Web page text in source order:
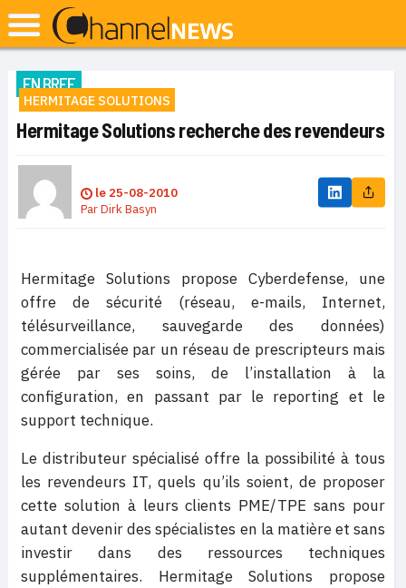
EN BREF
HERMITAGE SOLUTIONS
Hermitage Solutions recherche des revendeurs
le 25-08-2010
ParDirk Basyn
Hermitage Solutions propose Cyberdefense, une
offre de sécurité (réseau, e-mails, Internet,
télésurveillance, sauvegarde des données)
commercialisée par un réseau de prescripteurs mais
gérée par ses soins, de l’installation à la
configuration, en passant par le reporting et le
support technique.
Le distributeur spécialisé offre la possibilité à tous
les revendeurs IT, quels qu’ils soient, de proposer
cette solution à leurs clients PME/TPE sans pour
autant devenir des spécialistes en la matière et sans
investir dans des ressources techniques
supplémentaires. Hermitage Solutions propose